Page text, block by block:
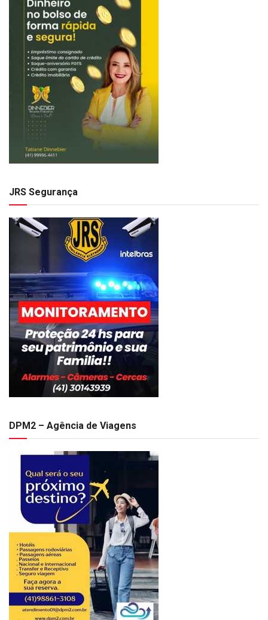
JRS Segurança
DPM2 – Agência de Viagens